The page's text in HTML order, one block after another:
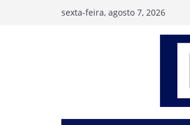
sexta-feira, agosto 7, 2026